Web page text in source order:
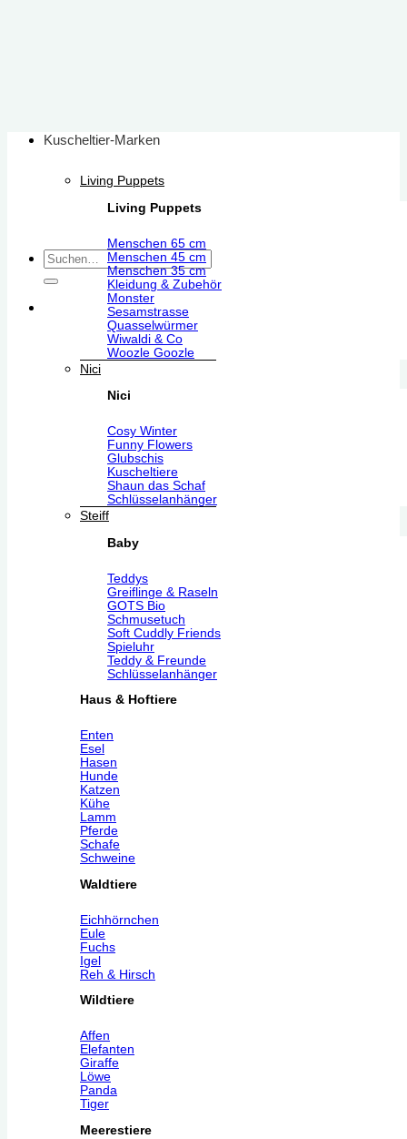
Suchen
nach:
Kuscheltier-Marken
Living Puppets
Living Puppets
Menschen 65 cm
Menschen 45 cm
Menschen 35 cm
Kleidung & Zubehör
Monster
Sesamstrasse
Quasselwürmer
Wiwaldi & Co
Woozle Goozle
Nici
Nici
Cosy Winter
Funny Flowers
Glubschis
Kuscheltiere
Shaun das Schaf
Schlüsselanhänger
Steiff
Baby
Teddys
Greiflinge & Raseln
GOTS Bio
Schmusetuch
Soft Cuddly Friends
Spieluhr
Teddy & Freunde
Schlüsselanhänger
Haus & Hoftiere
Enten
Esel
Hasen
Hunde
Katzen
Kühe
Lamm
Pferde
Schafe
Schweine
Waldtiere
Eichhörnchen
Eule
Fuchs
Igel
Reh & Hirsch
Wildtiere
Affen
Elefanten
Giraffe
Löwe
Panda
Tiger
Meerestiere